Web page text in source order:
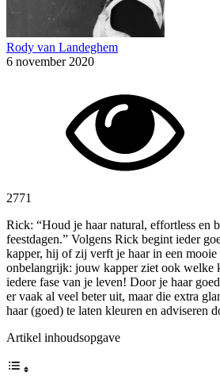
Rody van Landeghem
6 november 2020
2771
Rick: “Houd je haar natural, effortless en
feestdagen.” Volgens Rick begint ieder
kapper, hij of zij verft je haar in een
onbelangrijk: jouw kapper ziet ook welke
iedere fase van je leven! Door je haar
er vaak al veel beter uit, maar die extra
haar (goed) te laten kleuren en adviseren
Artikel inhoudsopgave